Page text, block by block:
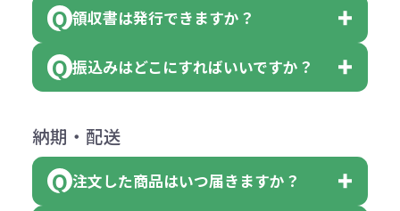
【色指定の仕方】
に必要な個数を入力ください。
※10個単位など購入できる単位が決
または返金にて対応させていただき
ます。
その際不良品については送料着払い
ください。
（商品の状態により、対応が変わる
（印刷代））×枚数+製版代
（提供価格（商品代）+名入れ費用
×色数
※例えば2色印刷の場合には、名入
れ費用が2倍、製版代が2倍必要で
会員様はマイページより各種帳票の
ダウンロードが可能です。
詳しくはこちらはご確認ください。
領収書のダウンロード
領収書は発行できますか？
会員様はマイページより各種帳票の
詳しくはこちらはご確認ください。
領収書のダウンロード
振込みはどこにすればいいですか？
下記口座にお願いします。
■三菱UFJ銀行
小田井支店（おたいしてん）
納期・配送
注文した商品はいつ届きますか？